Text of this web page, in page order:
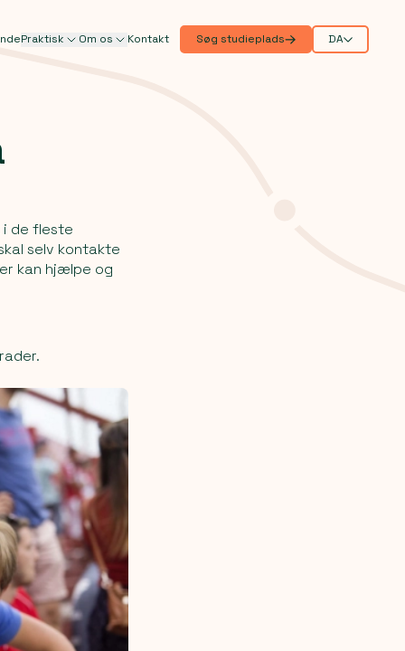
Praktisk Om os Kontakt Søg studieplads DA
i de fleste
selv kontakte
kan hjælpe og